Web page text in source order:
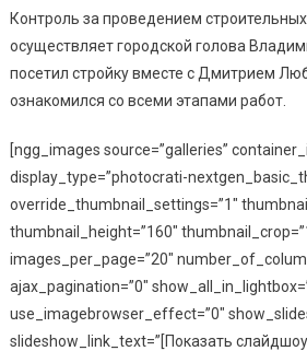
Контроль за проведением
осуществляет городской голова
посетил стройку вместе с Дмитрием
ознакомился со всеми этапами работ.
[ngg_images source=”galleries”
display_type=”photocrati-
override_thumbnail_settings=”1″
thumbnail_height=”160″
images_per_page=”20″
ajax_pagination=”0″
use_imagebrowser_effect=”0″
slideshow_link_text=”[Показать